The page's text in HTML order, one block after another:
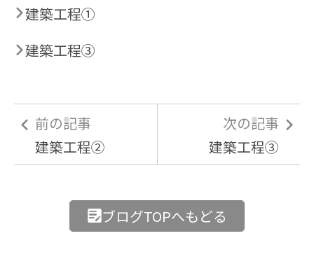
建築工程①
建築工程③
前の記事
建築工程②
次の記事
建築工程③
ブログTOPへもどる